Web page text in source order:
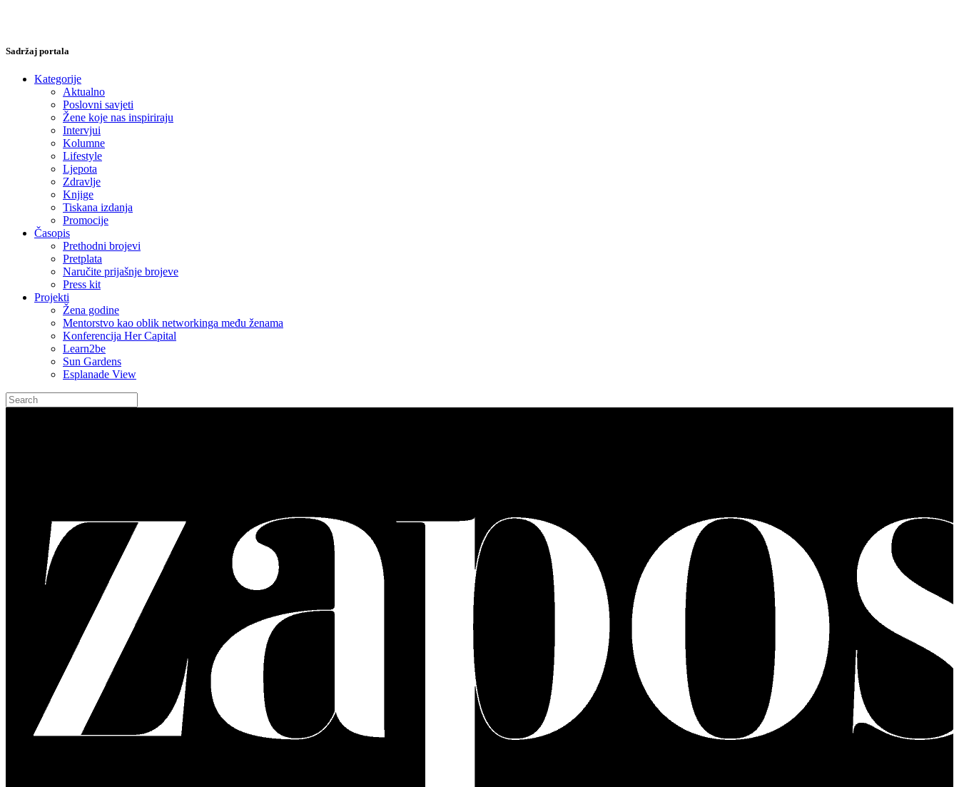
Sadržaj portala
Kategorije
Aktualno
Poslovni savjeti
Žene koje nas inspiriraju
Intervjui
Kolumne
Lifestyle
Ljepota
Zdravlje
Knjige
Tiskana izdanja
Promocije
Časopis
Prethodni brojevi
Pretplata
Naručite prijašnje brojeve
Press kit
Projekti
Žena godine
Mentorstvo kao oblik networkinga među ženama
Konferencija Her Capital
Learn2be
Sun Gardens
Esplanade View